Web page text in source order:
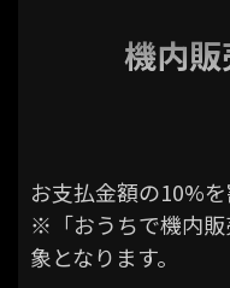
機内
お支払金額の10%
※「おうちで機内
象となります。